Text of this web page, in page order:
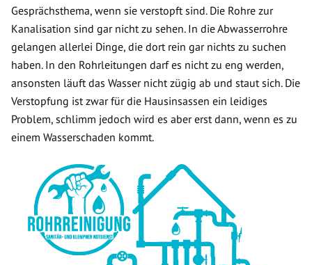
Gesprächsthema, wenn sie verstopft sind. Die Rohre zur
Kanalisation sind gar nicht zu sehen. In die Abwasserrohre
gelangen allerlei Dinge, die dort rein gar nichts zu suchen
haben. In den Rohrleitungen darf es nicht zu eng werden,
ansonsten läuft das Wasser nicht zügig ab und staut sich. Die
Verstopfung ist zwar für die Hausinsassen ein leidiges
Problem, schlimm jedoch wird es aber erst dann, wenn es zu
einem Wasserschaden kommt.